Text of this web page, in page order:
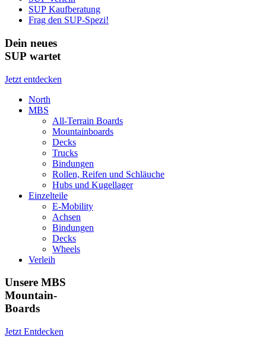
SUP Kaufberatung
Frag den SUP-Spezi!
Dein neues
SUP wartet
Jetzt entdecken
North
MBS
All-Terrain Boards
Mountainboards
Decks
Trucks
Bindungen
Rollen, Reifen und Schläuche
Hubs und Kugellager
Einzelteile
E-Mobility
Achsen
Bindungen
Decks
Wheels
Verleih
Unsere MBS
Mountain-
Boards
Jetzt Entdecken